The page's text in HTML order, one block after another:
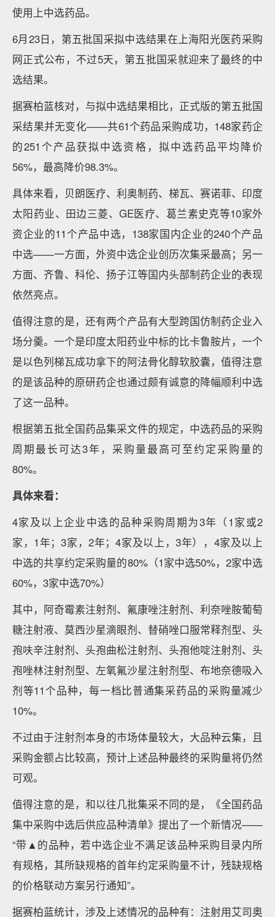
使用上中选药品。
6月23日，第五批国采拟中选结果在上海阳光医药采购
网正式公布，不过5天，第五批国采就迎来了最终的中
选结果。
据赛柏蓝核对，与拟中选结果相比，正式版的第五批国
采结果并无变化——共61个药品采购成功，148家药企
的251个产品获拟中选资格，拟中选药品平均降价
56%，最高降价98.3%。
具体来看，贝朗医疗、利奥制药、梯瓦、赛诺菲、印度
太阳药业、田边三菱、GE医疗、葛兰素史克等10家外
资企业的11个产品中选，138家国内企业的240个产品
中选——一方面，外资中选企业创历次集采最高；另一
方面、齐鲁、科伦、扬子江等国内头部制药企业的表现
依然亮点。
值得注意的是，还有两个产品有大型跨国仿制药企业入
场分羹。一个是印度太阳药业中标的比卡鲁胺片，一个
是以色列梯瓦成功拿下的阿法骨化醇软胶囊，值得注意
的是该品种的原研药企也通过颇有诚意的降幅顺利中选
了这一品种。
根据第五批全国药品集采文件的规定，中选药品的采购
周期最长可达3年，采购量最高可至约定采购量的
80%。
具体来看：
4家及以上企业中选的品种采购周期为3年（1家或2
家，1年；3家，2年；4家及以上，3年），4家及以上
中选的共享约定采购量的80%（1家中选50%，2家中选
60%，3家中选70%）
其中，阿奇霉素注射剂、氟康唑注射剂、利奈唑胺葡萄
糖注射液、莫西沙星滴眼剂、替硝唑口服常释剂型、头
孢呋辛注射剂、头孢曲松注射剂、头孢他啶注射剂、头
孢唑林注射剂型、左氧氟沙星注射剂型、布地奈德吸入
剂等11个品种，每一档比普通集采药品的采购量减少
10%。
不过由于注射剂本身的市场体量较大，大品种云集，且
采购金额占比较高，预计上述品种最终的采购量将仍然
可观。
值得注意的是，和以往几批集采不同的是，《全国药品
集中采购中选后供应品种清单》提出了一个新情况——
“带▲的品种，若中选企业不满足该品种采购目录内所
有规格，其所缺规格的首年约定采购量不计，残缺规格
的价格联动方案另行通知”。
据赛柏蓝统计，涉及上述情况的品种有：注射用艾司奥